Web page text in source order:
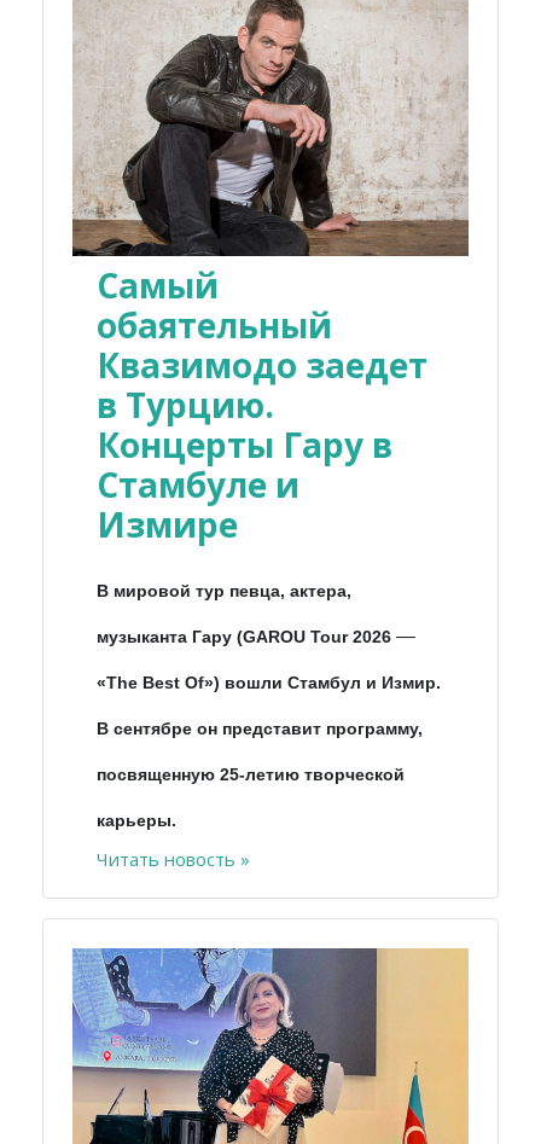
Самый
обаятельный
Квазимодо заедет
в Турцию.
Концерты Гару в
Стамбуле и
Измире
В мировой тур певца, актера,
музыканта Гару (GAROU Tour 2026 —
«The Best Of») вошли Стамбул и Измир.
В сентябре он представит программу,
посвященную 25-летию творческой
карьеры.
Читать новость »